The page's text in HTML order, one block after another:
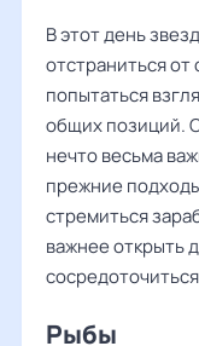
В этот день
отстраниться
попытаться
общих позиций.
нечто весьма
прежние
стремиться
важнее открыть
Рыбы